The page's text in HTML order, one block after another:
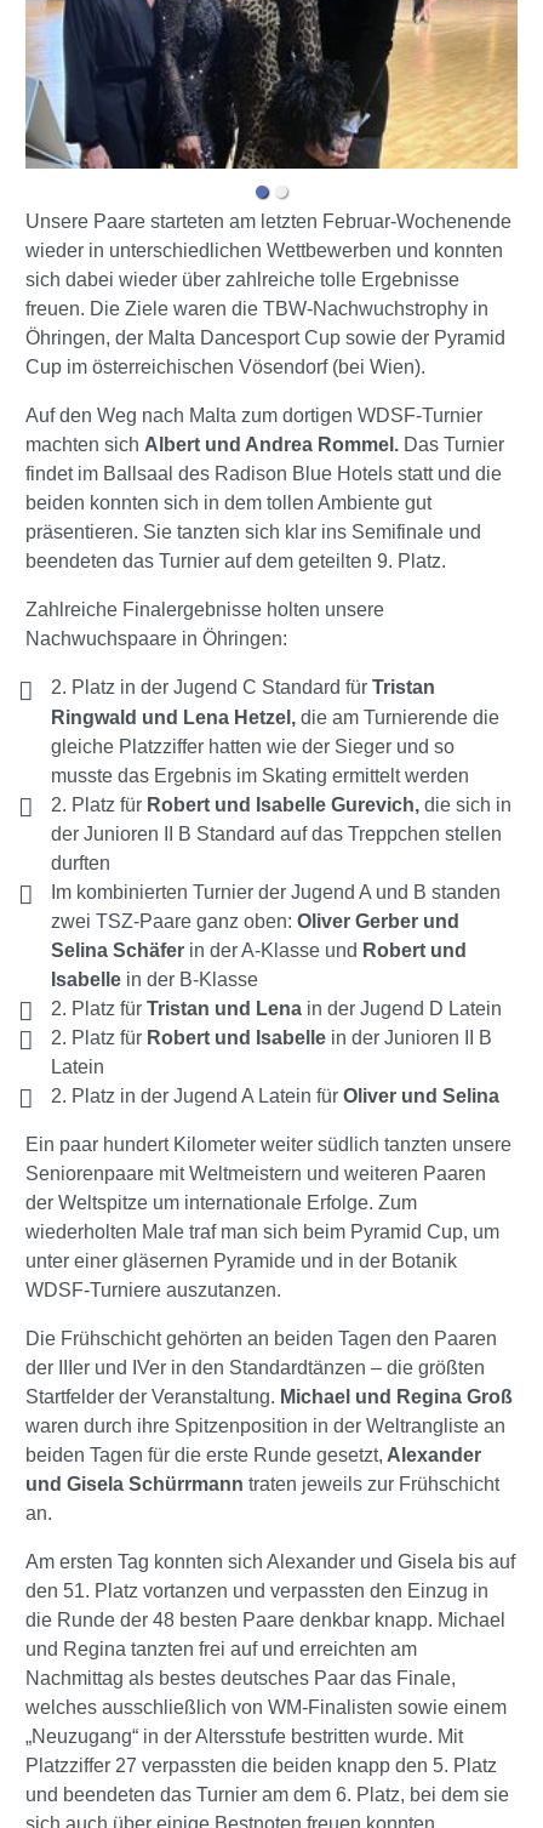
Unsere Paare starteten am letzten Februar-Wochenende
wieder in unterschiedlichen Wettbewerben und konnten
sich dabei wieder über zahlreiche tolle Ergebnisse
freuen. Die Ziele waren die TBW-Nachwuchstrophy in
Öhringen, der Malta Dancesport Cup sowie der Pyramid
Cup im österreichischen Vösendorf (bei Wien).
Auf den Weg nach Malta zum dortigen WDSF-Turnier
machten sich Albert und Andrea Rommel. Das Turnier
findet im Ballsaal des Radison Blue Hotels statt und die
beiden konnten sich in dem tollen Ambiente gut
präsentieren. Sie tanzten sich klar ins Semifinale und
beendeten das Turnier auf dem geteilten 9. Platz.
Zahlreiche Finalergebnisse holten unsere
Nachwuchspaare in Öhringen:
2. Platz in der Jugend C Standard für Tristan
Ringwald und Lena Hetzel, die am Turnierende die
gleiche Platzziffer hatten wie der Sieger und so
musste das Ergebnis im Skating ermittelt werden
2. Platz für Robert und Isabelle Gurevich,die sich in
der Junioren II B Standard auf das Treppchen stellen
durften
Im kombinierten Turnier der Jugend A und B standen
zwei TSZ-Paare ganz oben: Oliver Gerber und
Selina Schäferin der A-Klasse und Robert und
Isabelle in der B-Klasse
2. Platz für Tristan und Lena in der Jugend D Latein
2. Platz für Robert und Isabellein der Junioren II B
Latein
2. Platz in der Jugend A Latein für Oliver und Selina
Ein paar hundert Kilometer weiter südlich tanzten unsere
Seniorenpaare mit Weltmeistern und weiteren Paaren
der Weltspitze um internationale Erfolge. Zum
wiederholten Male traf man sich beim Pyramid Cup, um
unter einer gläsernen Pyramide und in der Botanik
WDSF-Turniere auszutanzen.
Die Frühschicht gehörten an beiden Tagen den Paaren
der IIIer und IVer in den Standardtänzen – die größten
Startfelder der Veranstaltung. Michael und Regina Groß
waren durch ihre Spitzenposition in der Weltrangliste an
beiden Tagen für die erste Runde gesetzt, Alexander
und Gisela Schürrmann traten jeweils zur Frühschicht
an.
Am ersten Tag konnten sich Alexander und Gisela bis auf
den 51. Platz vortanzen und verpassten den Einzug in
die Runde der 48 besten Paare denkbar knapp. Michael
und Regina tanzten frei auf und erreichten am
Nachmittag als bestes deutsches Paar das Finale,
welches ausschließlich von WM-Finalisten sowie einem
„Neuzugang“ in der Altersstufe bestritten wurde. Mit
Platzziffer 27 verpassten die beiden knapp den 5. Platz
und beendeten das Turnier am dem 6. Platz, bei dem sie